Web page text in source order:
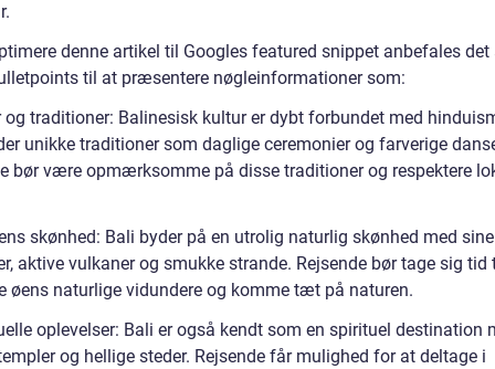
denne artikel til Googles featured snippet anbefales det
til at præsentere nøgleinformationer som:
traditioner: Balinesisk kultur er dybt forbundet med
unikke traditioner som daglige ceremonier og farverige
bør være opmærksomme på disse traditioner og respektere
skønhed: Bali byder på en utrolig naturlig skønhed med
aktive vulkaner og smukke strande. Rejsende bør tage sig tid
øens naturlige vidundere og komme tæt på naturen.
oplevelser: Bali er også kendt som en spirituel destination
og hellige steder. Rejsende får mulighed for at deltage i